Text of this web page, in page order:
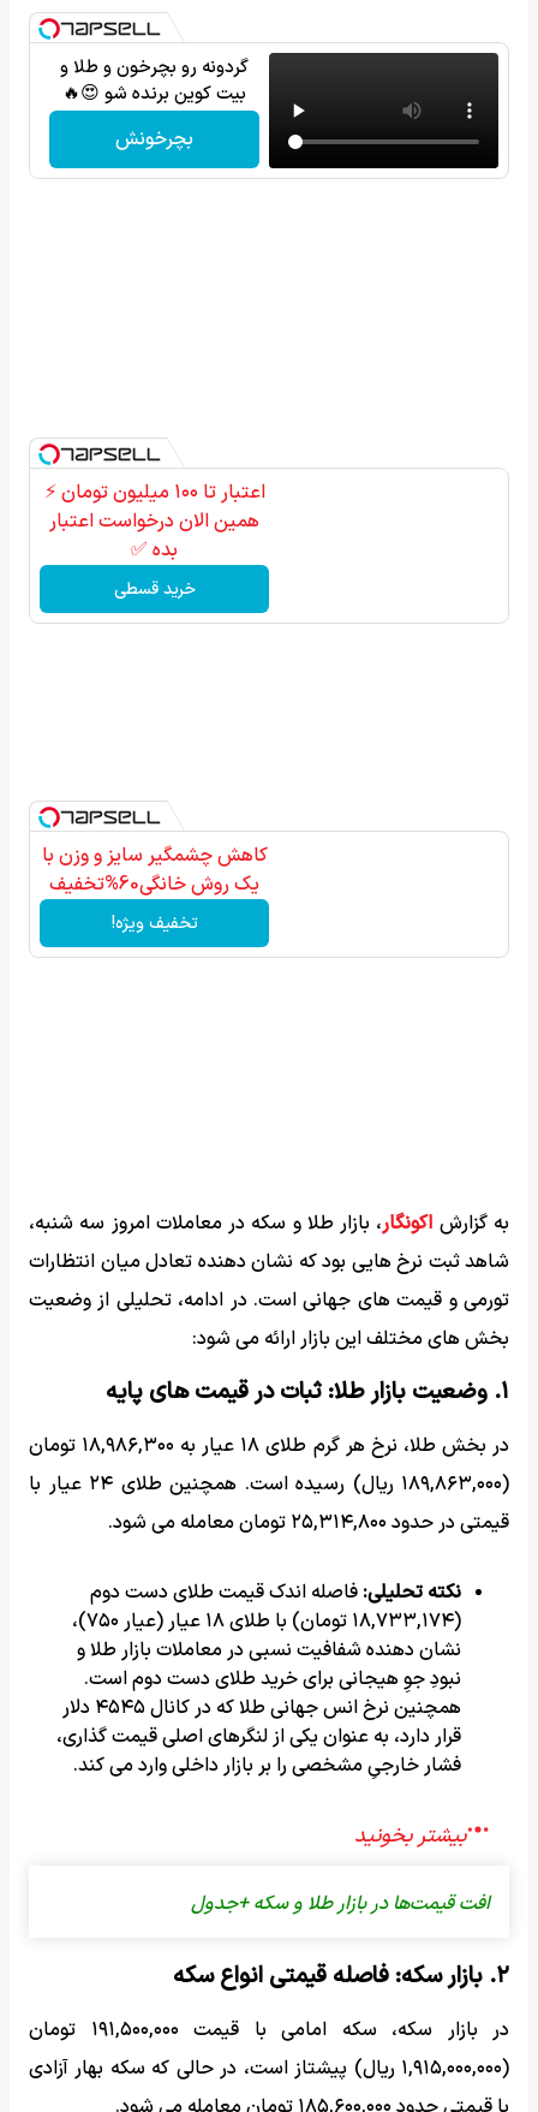
گردونه رو بچرخون و طلا و
بیت کوین برنده شو 😍🔥
بچرخونش
اعتبار تا ۱۰۰ میلیون تومان ⚡
همین الان درخواست اعتبار
بده ✅
خرید قسطی
کاهش چشمگیر سایز و وزن با
یک روش خانگی60%تخفیف
تخفیف ویژه!
به گزارش اکونگار، بازار طلا و سکه در معاملات امروز سه شنبه،
شاهد ثبت نرخ هایی بود که نشان دهنده تعادل میان انتظارات
تورمی و قیمت های جهانی است. در ادامه، تحلیلی از وضعیت
بخش های مختلف این بازار ارائه می شود:
۱. وضعیت بازار طلا: ثبات در قیمت های پایه
در بخش طلا، نرخ هر گرم طلای ۱۸ عیار به ۱۸,۹۸۶,۳۰۰ تومان
(۱۸۹,۸۶۳,۰۰۰ ریال) رسیده است. همچنین طلای ۲۴ عیار با
قیمتی در حدود ۲۵,۳۱۴,۸۰۰ تومان معامله می شود.
نکته تحلیلی: فاصله اندک قیمت طلای دست دوم
(۱۸,۷۳۳,۱۷۴ تومان) با طلای ۱۸ عیار (عیار ۷۵۰)،
نشان دهنده شفافیت نسبی در معاملات بازار طلا و
نبودِ جوِ هیجانی برای خرید طلای دست دوم است.
همچنین نرخ انس جهانی طلا که در کانال ۴۵۴۵ دلار
قرار دارد، به عنوان یکی از لنگرهای اصلی قیمت گذاری،
فشار خارجیِ مشخصی را بر بازار داخلی وارد می کند.
افت قیمت‌ها در بازار طلا و سکه +جدول
۲. بازار سکه: فاصله قیمتی انواع سکه
در بازار سکه، سکه امامی با قیمت ۱۹۱,۵۰۰,۰۰۰ تومان
(۱,۹۱۵,۰۰۰,۰۰۰ ریال) پیشتاز است، در حالی که سکه بهار آزادی